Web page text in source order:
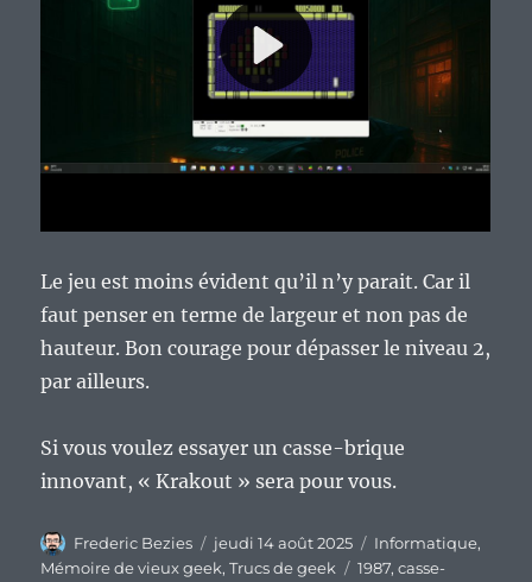
Le jeu est moins évident qu’il n’y parait. Car il
faut penser en terme de largeur et non pas de
hauteur. Bon courage pour dépasser le niveau 2,
par ailleurs.
Si vous voulez essayer un casse-brique
innovant, « Krakout » sera pour vous.
Auteur
Frederic Bezies
Publié
le
jeudi 14 août 2025 Catégories
Informatique,
Mémoire de vieux geek,Trucs de geek Étiquettes
1987,casse-